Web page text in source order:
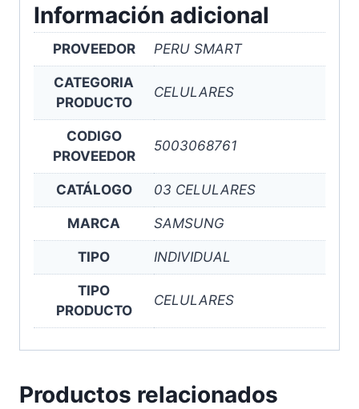
Información adicional
PROVEEDOR PERU SMART
CATEGORIA
PRODUCTO
CELULARES
CODIGO
PROVEEDOR
5003068761
CATÁLOGO 03 CELULARES
MARCA SAMSUNG
TIPO INDIVIDUAL
TIPO
PRODUCTO
CELULARES
Productos relacionados